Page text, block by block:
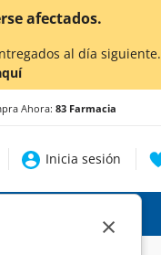
en Aguascalientes!
al día siguiente.
Ahora: 83 Farmacia
×
Inicia sesión